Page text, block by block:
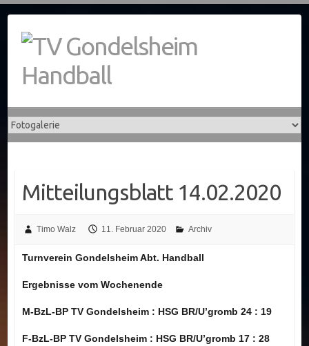
content
Mitteilungsblatt 14.02.2020
Timo Walz 11. Februar 2020 Archiv
Turnverein Gondelsheim Abt. Handball
Ergebnisse vom Wochenende
M-BzL-BP TV Gondelsheim : HSG BR/U’gromb 24 : 19
F-BzL-BP TV Gondelsheim : HSG BR/U’gromb 17 : 28